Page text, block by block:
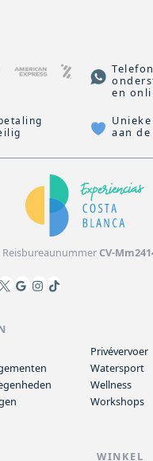
en
aan de
ReisbureaunummerCV-
Privévervoer
Watersport
Wellness
Workshops
WINKEL